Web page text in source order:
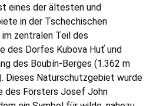
eines der ältesten und
in der Tschechischen
im zentralen Teil des
des Dorfes Kubova Huť und
des Boubín-Berges (1.362 m
Dieses Naturschutzgebiet wurde
des Försters Josef John